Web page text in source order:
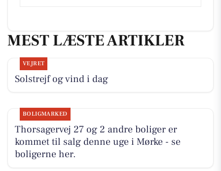
MEST LÆSTE ARTIKLER
VEJRET
Solstrejf og vind i dag
BOLIGMARKED
Thorsagervej 27 og 2 andre boliger er
kommet til salg denne uge i Mørke - se
boligerne her.